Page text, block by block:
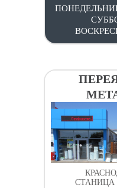
СТАНИЦА